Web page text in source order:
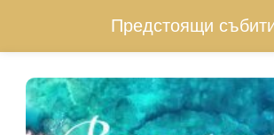
Предстоящи